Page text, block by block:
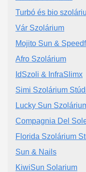
Turbó és bio
Vár Szolárium
Mojito Sun &
Afro Szolárium
IdSzoli & InfraSlimx
Simi Szolárium
Lucky Sun
Compagnia Del
Florida Szolárium
Sun & Nails
KiwiSun Solarium